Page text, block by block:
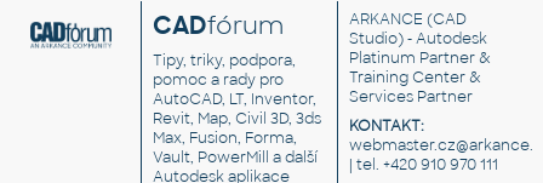
CADfórum
Tipy, triky, podpora,
pomoc a rady pro
AutoCAD, LT, Inventor,
Revit, Map, Civil 3D, 3ds
Max, Fusion, Forma,
Vault, PowerMill a další
Autodesk aplikace
ARKANCE (CAD
Studio) - Autodesk
Platinum Partner &
Training Center &
Services Partner
KONTAKT:
| tel. +420 910 970 111